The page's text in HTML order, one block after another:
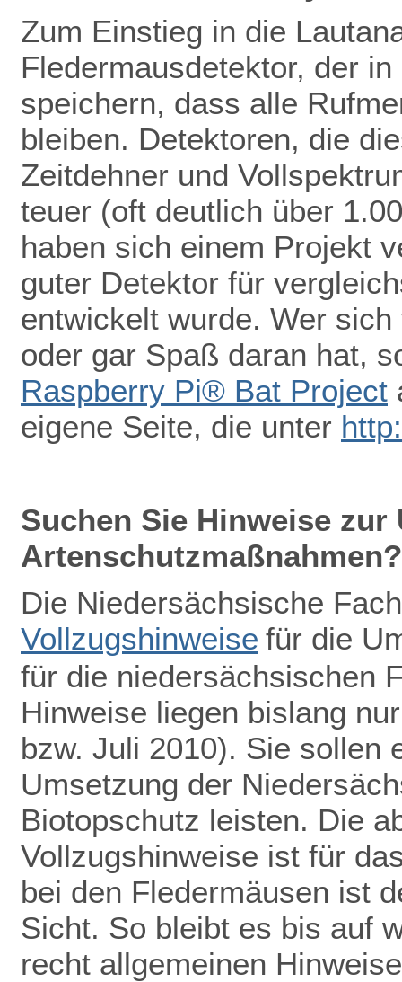
Zum Einstieg in die
Fledermausdetektor, der
speichern, dass alle
bleiben. Detektoren, die
Zeitdehner und
teuer (oft deutlich über
haben sich einem Projekt
guter Detektor für
entwickelt wurde. Wer
oder gar Spaß daran hat,
Raspberry Pi® Bat Project
eigene Seite, die unter
Suchen Sie Hinweise zur
Artenschutzmaßnahmen?
Die Niedersächsische
Vollzugshinweise für die
für die niedersächsischen
Hinweise liegen bislang
bzw. Juli 2010). Sie sollen
Umsetzung der
Biotopschutz leisten. Die
Vollzugshinweise ist für
bei den Fledermäusen ist
Sicht. So bleibt es bis auf
recht allgemeinen